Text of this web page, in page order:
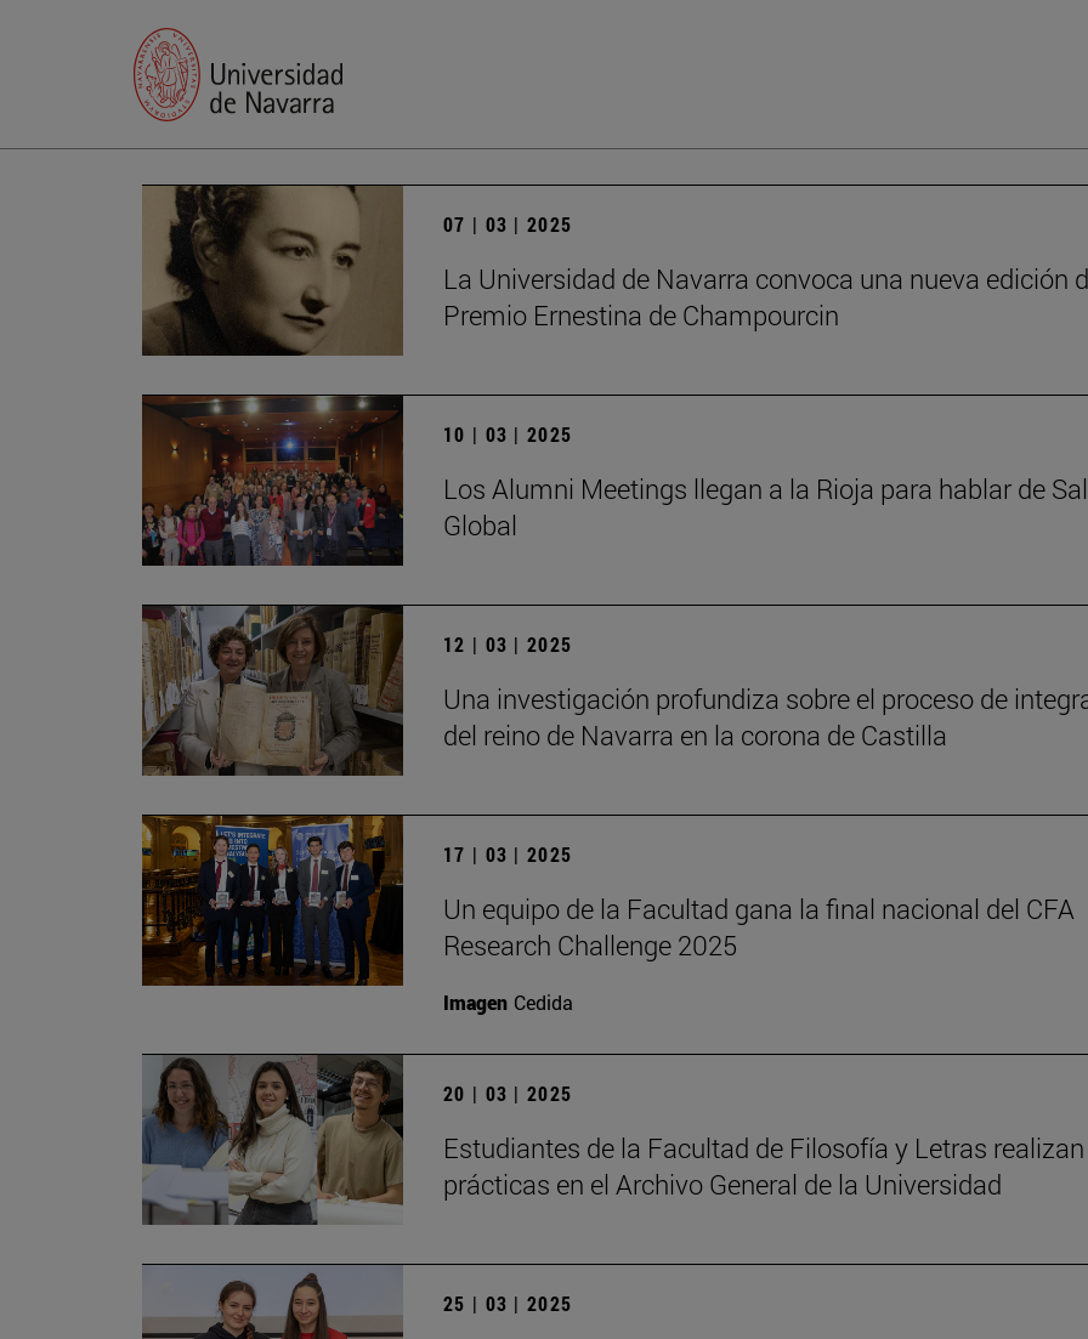
07 | 03 | 2025
La Universidad de Navarra convoca una nueva edición
Premio Ernestina de Champourcin
10 | 03 | 2025
Los Alumni Meetings llegan a la Rioja para hablar de
Global
12 | 03 | 2025
Una investigación profundiza sobre el proceso de
del reino de Navarra en la corona de Castilla
17 | 03 | 2025
Un equipo de la Facultad gana la final nacional del CFA
Research Challenge 2025
Imagen Cedida
20 | 03 | 2025
Estudiantes de la Facultad de Filosofía y Letras realizan
prácticas en el Archivo General de la Universidad
25 | 03 | 2025